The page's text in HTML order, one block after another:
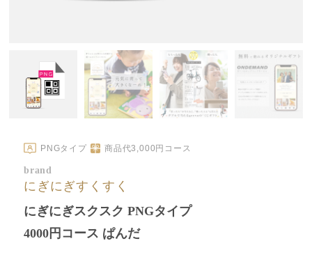
PNGタイプ 商品代3,000 円コース
brand
にぎにぎすくすく
にぎにぎスクスク PNGタイプ
4000円コース ぱんだ